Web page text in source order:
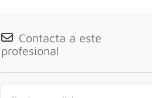
Contacta a este
profesional